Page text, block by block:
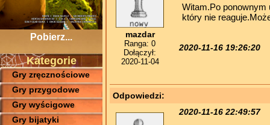
Pobierz...
Kategorie
Gry zręcznościowe
Gry przygodowe
Gry wyścigowe
Gry bijatyki
mazdar
Ranga: 0
Dołączył:
2020-11-04
Witam.Po ponownym
który nie
2020-11-16 19:26:20
Odpowiedzi:
2020-11-16 22:49:57